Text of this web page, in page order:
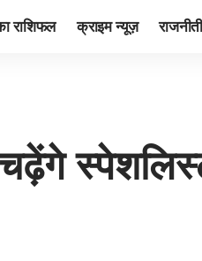
राशिफल क्राइम न्यूज़